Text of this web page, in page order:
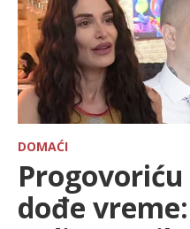
VESTI
ZADRUGA
SHOWBIZ
HRONIKA
FARMERI
DOMAĆI
dođe